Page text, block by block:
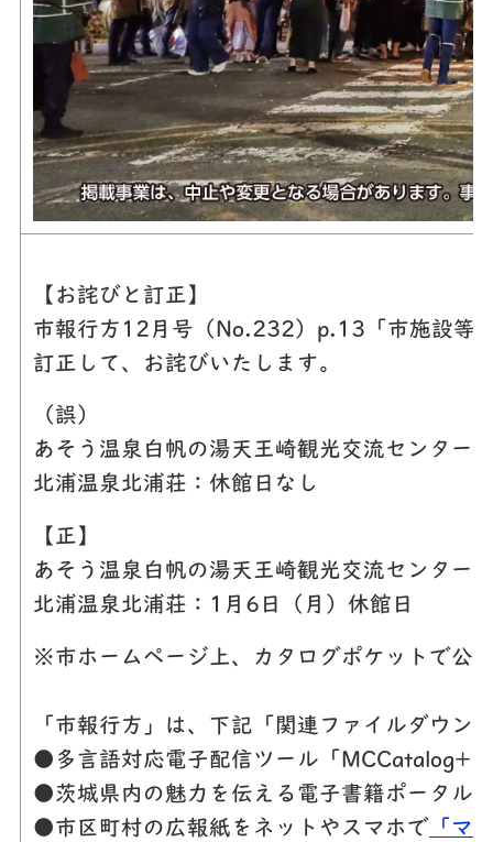
【お詫びと訂正】
市報行方12月号（No.232）p.13「市施設等
訂正して、お詫びいたします。
（誤）
あそう温泉白帆の湯天王崎観光交流センター
北浦温泉北浦荘：休館日なし
【正】
あそう温泉白帆の湯天王崎観光交流センター
北浦温泉北浦荘：1月6日（月）休館日
※市ホームページ上、カタログポケットで公
「市報行方」は、下記「関連ファイルダウ
●多言語対応電子配信ツール「MCCatalog+
●茨城県内の魅力を伝える電子書籍ポータル
●市区町村の広報紙をネットやスマホで
「マ